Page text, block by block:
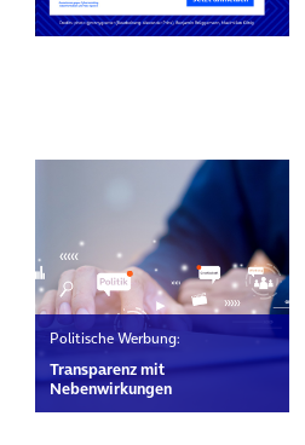
blättern
Politische Werbung:
Transparenz mit
Nebenwirkungen